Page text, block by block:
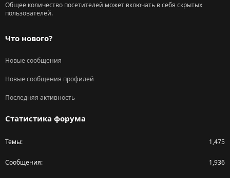
Общее количество посетителей может включать в себя скрытых
пользователей.
Что нового?
Новые сообщения
Новые сообщения профилей
Последняя активность
Статистика форума
Темы 1,475
Сообщения 1,936